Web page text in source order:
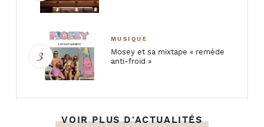
MUSIQUE
Mosey et sa mixtape « remède
anti-froid »
VOIR PLUS D'ACTUALITÉS